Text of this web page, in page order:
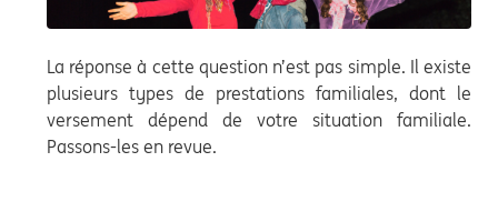
La réponse à cette question n’est pas simple. Il existe
plusieurs types de prestations familiales, dont le
versement dépend de votre situation familiale.
Passons-les en revue.